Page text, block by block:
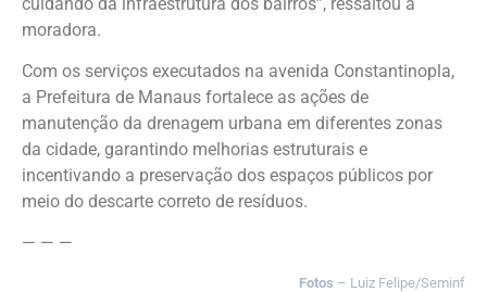
moradora.
Com os serviços executados na avenida Constantinopla,
a Prefeitura de Manaus fortalece as ações de
manutenção da drenagem urbana em diferentes zonas
da cidade, garantindo melhorias estruturais e
incentivando a preservação dos espaços públicos por
meio do descarte correto de resíduos.
— — —
Fotos – Luiz Felipe/Seminf